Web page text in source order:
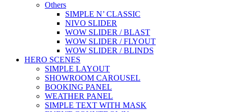
Others
SIMPLE N’ CLASSIC
NIVO SLIDER
WOW SLIDER / BLAST
WOW SLIDER / FLYOUT
WOW SLIDER / BLINDS
HERO SCENES
SIMPLE LAYOUT
SHOWROOM CAROUSEL
BOOKING PANEL
WEATHER PANEL
SIMPLE TEXT WITH MASK